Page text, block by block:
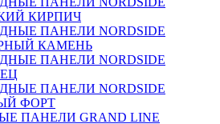
КИРПИЧ
ПАНЕЛИ NORDSIDE
КАМЕНЬ
ПАНЕЛИ NORDSIDE
ПАНЕЛИ NORDSIDE
ФОРТ